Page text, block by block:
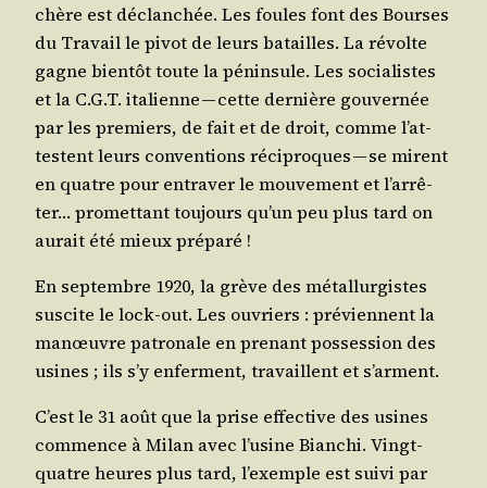
chère est déclan­chée. Les foules font des Bourses
du Tra­vail le pivot de leurs batailles. La révolte
gagne bien­tôt toute la pénin­sule. Les socia­listes
et la C.G.T. ita­lienne — cette der­nière gou­ver­née
par les pre­miers, de fait et de droit, comme l’at­
testent leurs conven­tions réci­proques — se mirent
en quatre pour entra­ver le mou­ve­ment et l’ar­rê­
ter… pro­met­tant tou­jours qu’un peu plus tard on
aurait été mieux préparé !
En sep­tembre 1920, la grève des métal­lur­gistes
sus­cite le lock-out. Les ouvriers : pré­viennent la
manœuvre patro­nale en pre­nant pos­ses­sion des
usines ; ils s’y enferment, tra­vaillent et s’arment.
C’est le 31 août que la prise effec­tive des usines
com­mence à Milan avec l’u­sine Bian­chi. Vingt-
quatre heures plus tard, l’exemple est sui­vi par